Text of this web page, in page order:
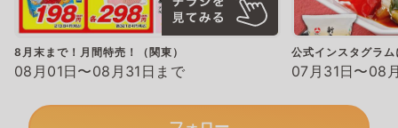
8月末まで！月間特売！（関東）
08月01日〜08月31日まで
公式インスタグラ
07月31日〜08